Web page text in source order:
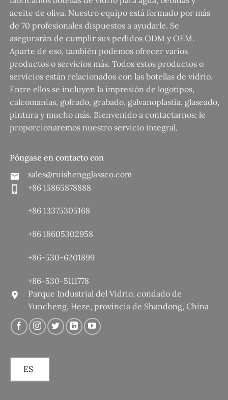
aceite de oliva. Nuestro equipo está formado por más
de 70 profesionales dispuestos a ayudarle. Se
asegurarán de cumplir sus pedidos ODM y OEM.
Aparte de eso, también podemos ofrecer varios
productos o servicios más. Todos estos productos o
servicios están relacionados con las botellas de vidrio.
Entre ellos se incluyen la impresión de logotipos,
calcomanías, gofrado, grabado, galvanoplastia, glaseado,
pintura y mucho más. Bienvenido a contactarnos; le
proporcionaremos nuestro servicio integral.
Póngase en contacto con
sales@ruishengglassco.com
+86 15865878888
+86 13375305168
+86 18605302958
+86-530-6201899
+86-530-5111778
Parque Industrial del Vidrio, condado de
Yuncheng, Heze, provincia de Shandong, China
ES